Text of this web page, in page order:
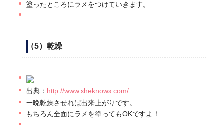
塗ったところにラメをつけていきます。
（5）乾燥
出典： http://www.sheknows.com/
一晩乾燥させれば出来上がりです。
もちろん全面にラメを塗ってもOKですよ！